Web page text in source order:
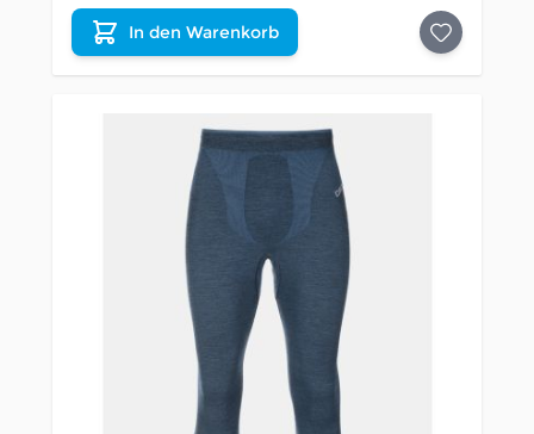
In den Warenkorb